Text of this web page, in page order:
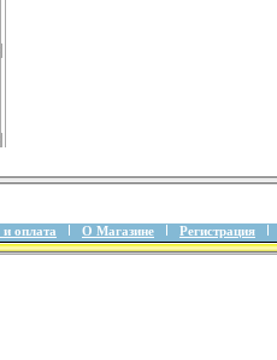
оплата О Магазине Регистрация